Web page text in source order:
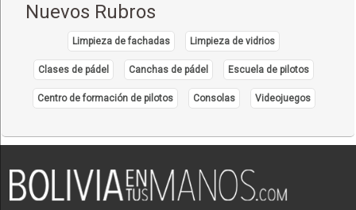
Servicios Contables y Consultoría
Servicios Empresariales
Asesoramiento empresarial
Auditoria
Contabilidad externa
Consultores en Administración y Empresa
Nuevos Rubros
Limpieza de fachadas Limpieza de vidrios
Clases de pádel Canchas de pádel Escuela de pilotos
Centro de formación de pilotos Consolas Videojuegos